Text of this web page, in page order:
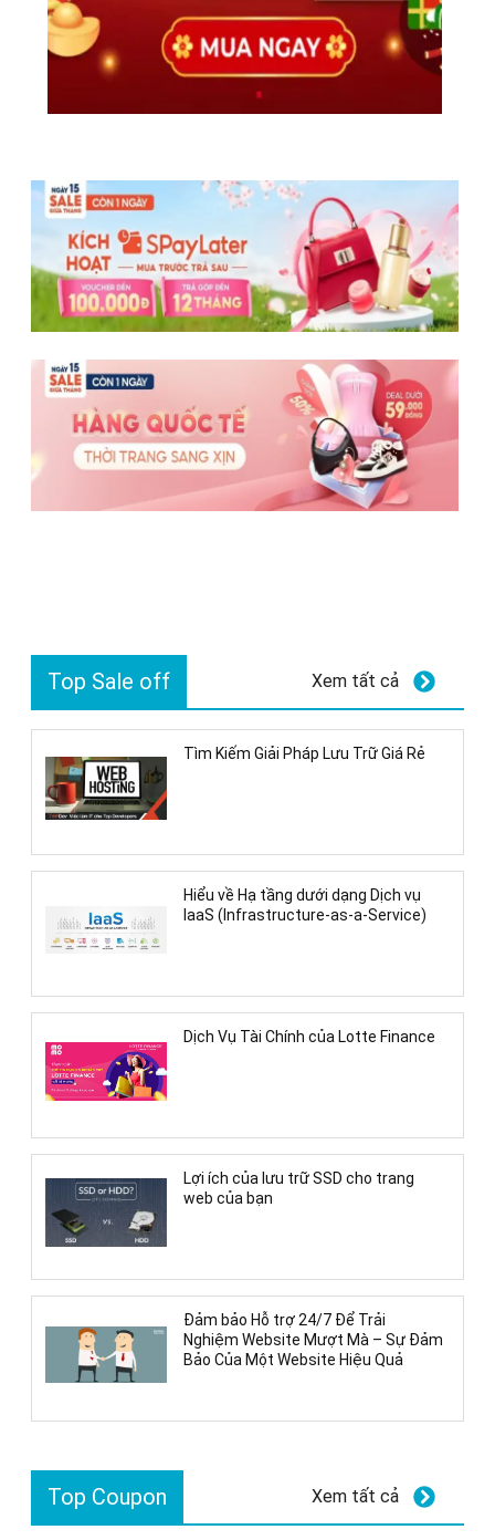
Top Sale off Xem tất cả
Tìm Kiếm Giải Pháp Lưu Trữ Giá Rẻ
Hiểu về Hạ tầng dưới dạng Dịch vụ
IaaS (Infrastructure-as-a-Service)
Dịch Vụ Tài Chính của Lotte Finance
Lợi ích của lưu trữ SSD cho trang
web của bạn
Đảm bảo Hỗ trợ 24/7 Để Trải
Nghiệm Website Mượt Mà – Sự Đảm
Bảo Của Một Website Hiệu Quả
Top Coupon Xem tất cả